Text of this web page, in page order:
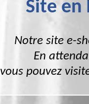
Site en
Notre site e-
En
vous pouvez